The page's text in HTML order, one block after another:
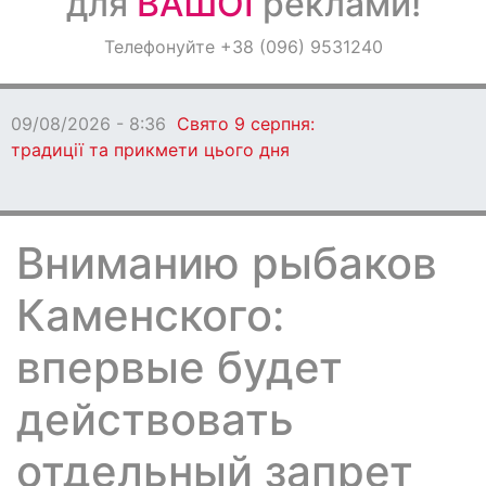
ОголошенняТелефонуйте +38 (096) 9531240
09/08/2026 - 8:36 Свято 9 серпня:
традиції та прикмети цього дня
Вниманию рыбаков
Каменского:
впервые будет
действовать
отдельный запрет